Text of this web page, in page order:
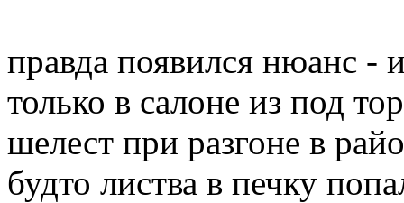
правда появился нюанс -
только в салоне из под
шелест при разгоне в
будто листва в печку